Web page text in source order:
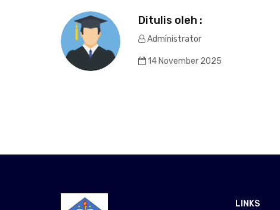
Ditulis oleh :
Administrator
14 November 2025
LINKS